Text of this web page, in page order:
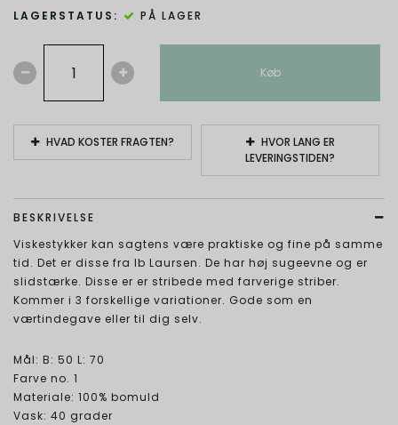
LAGERSTATUS:
PÅ LAGER
Køb
HVAD KOSTER FRAGTEN?
HVOR LANG ER
LEVERINGSTIDEN?
BESKRIVELSE
Viskestykker kan sagtens være praktiske og fine på samme
tid. Det er disse fra Ib Laursen. De har høj sugeevne og er
slidstærke. Disse er er stribede med farverige striber.
Kommer i 3 forskellige variationer. Gode som en
værtindegave eller til dig selv.
Mål: B: 50 L: 70
Farve no. 1
Materiale: 100% bomuld
Vask: 40 grader